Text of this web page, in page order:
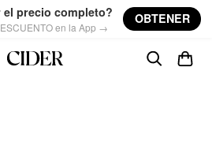
el precio completo?
en la App →
OBTENER